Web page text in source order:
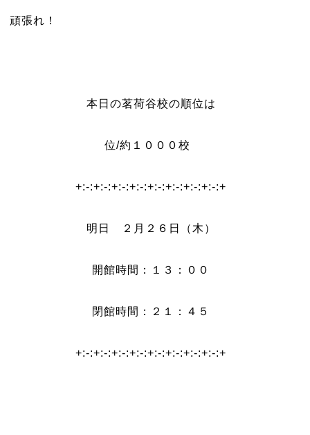
頑張れ！
本日の茗荷谷校の順位は
位/約１０００校
+:-:+:-:+:-:+:-:+:-:+:-:+:-:+:-:+
明日 ２月２６ 日（木）
開館時間：１３：００
閉館時間：２１：４５
+:-:+:-:+:-:+:-:+:-:+:-:+:-:+:-:+